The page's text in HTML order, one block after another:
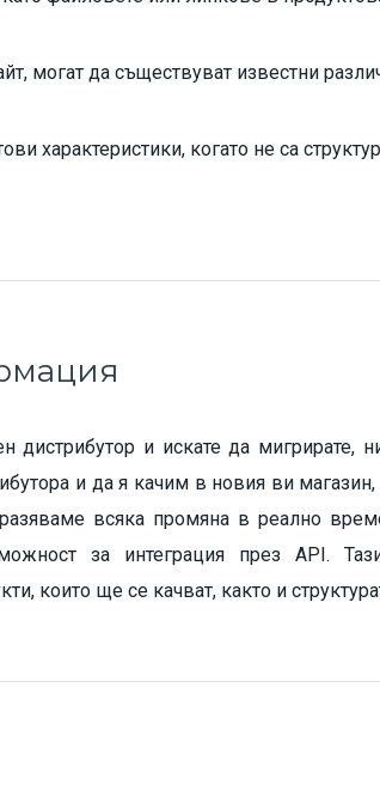
могат да съществуват известни
характеристики, когато не са
дистрибутор и искате да
и да я качим в новия ви
всяка промяна в реално
за интеграция през API.
които ще се качват, както и